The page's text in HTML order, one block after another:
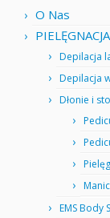
O Nas
Depilacja
Depilacja
Dłonie i
EMS Body